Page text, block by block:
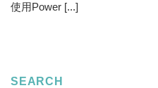
使用Power [...]
SEARCH